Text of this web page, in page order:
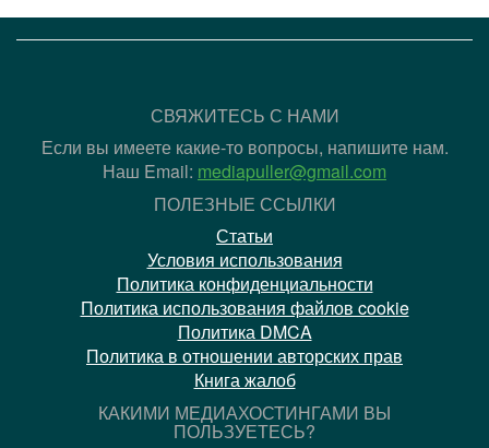
СВЯЖИТЕСЬ С НАМИ
Если вы имеете какие-то вопросы, напишите нам.
Наш Email: mediapuller@gmail.com
ПОЛЕЗНЫЕ ССЫЛКИ
Статьи
Условия использования
Политика конфиденциальности
Политика использования файлов cookie
Политика DMCA
Политика в отношении авторских прав
Книга жалоб
КАКИМИ МЕДИАХОСТИНГАМИ ВЫ
ПОЛЬЗУЕТЕСЬ?